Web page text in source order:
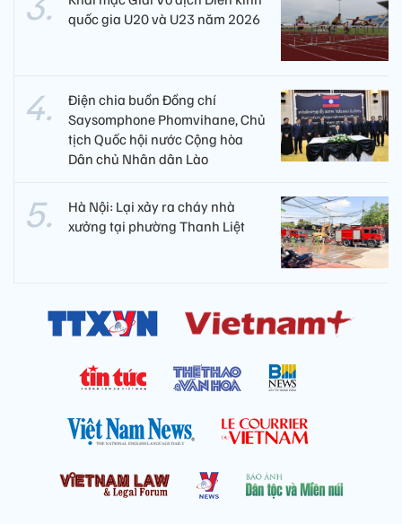
quốc gia U20 và U23 năm 2026
Điện chia buồn Đồng chí
Saysomphone Phomvihane, Chủ
tịch Quốc hội nước Cộng hòa
Dân chủ Nhân dân Lào
Hà Nội: Lại xảy ra cháy nhà
xưởng tại phường Thanh Liệt